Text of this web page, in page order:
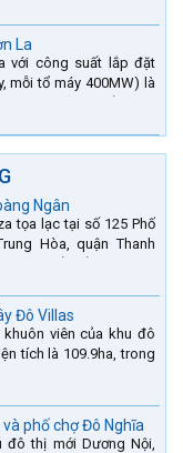
La
với công suất lắp đặt
mỗi tổ máy 400MW) là
sông Đà (sau thủy điện
Ngân
tọa lạc tại số 125 Phố
Hòa, quận Thanh
thiết kế hài hòa là
Đô Villas
viên của khu đô
tích là 109.9ha, trong
viên 1959 căn biệt
phố chợ Đô Nghĩa
thị mới Dương Nội,